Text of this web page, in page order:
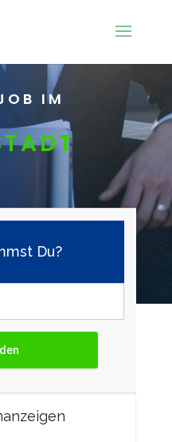
IM
Du?